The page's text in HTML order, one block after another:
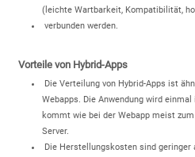
(leichte Wartbarkeit, Kompatibilität,
verbunden werden.
Vorteile von Hybrid-Apps
Die Verteilung von Hybrid-Apps ist
Webapps. Die Anwendung wird
kommt wie bei der Webapp meist
Server.
Die Herstellungskosten sind geringer